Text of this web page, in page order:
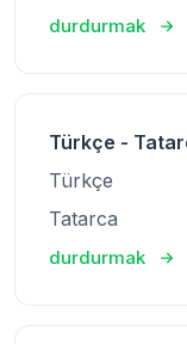
durdurmak
Türkçe -
Türkçe
Tatarca
durdurmak